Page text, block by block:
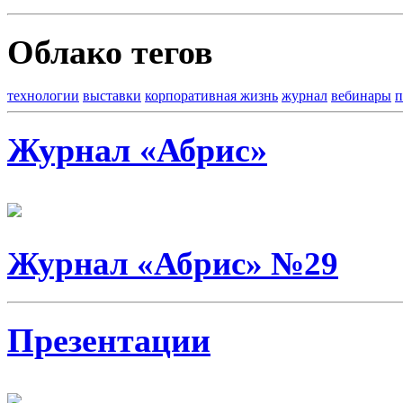
Облако тегов
технологии выставки корпоративная жизнь журнал вебинары
Журнал «Абрис»
Журнал «Абрис» №29
Презентации